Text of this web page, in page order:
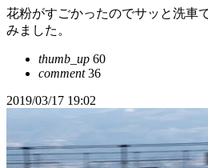
花粉がすごかったのでサッと洗車
みました。
thumb_up 60
comment36
2019/03/17 19:02